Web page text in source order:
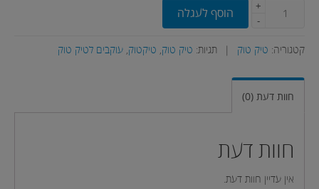
+
-
הוסף לעגלה
קטגוריה: טיק טוק תגיות: טיק טוק, טיקטוק, עוקבים לטיק טוק
חוות דעת (0)
חוות דעת
אין עדיין חוות דעת.